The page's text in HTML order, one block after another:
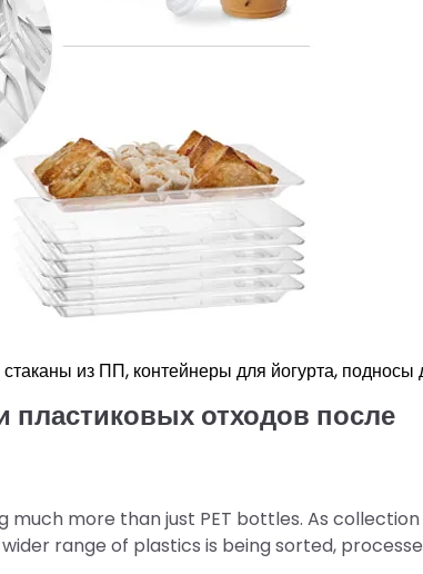
из ПП, контейнеры для йогурта, подносы
отходов после
more than just PET bottles. As
range of plastics is being sorted,